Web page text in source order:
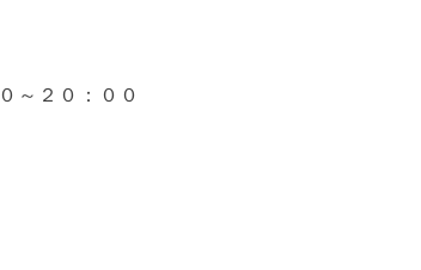
～２０：００